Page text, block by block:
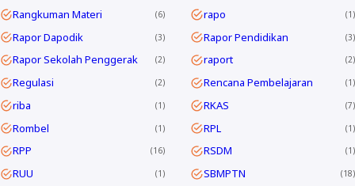
Rangkuman Materi 6 rapo 1
Rapor Dapodik 3 Rapor Pendidikan 3
Rapor Sekolah Penggerak 2 raport 2
Regulasi 2 Rencana Pembelajaran 1
riba 1 RKAS 7
Rombel 1 RPL 1
RPP 16 RSDM 1
RUU 1 SBMPTN 18